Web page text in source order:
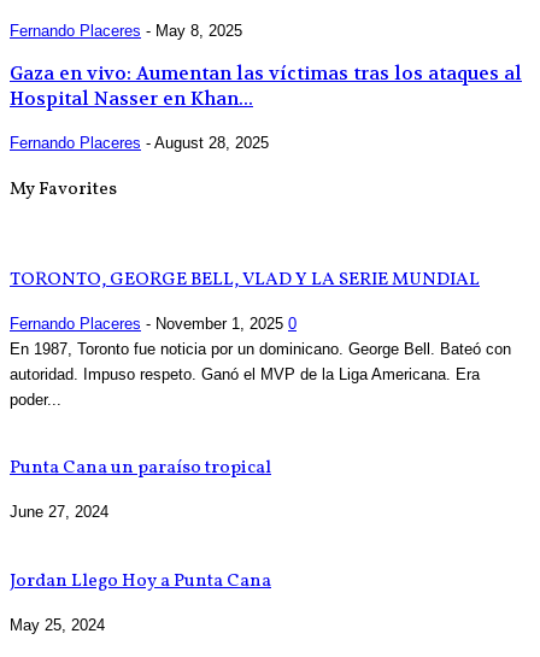
Fernando Placeres - May 8, 2025
Gaza en vivo: Aumentan las víctimas tras los ataques al
Hospital Nasser en Khan...
Fernando Placeres - August 28, 2025
My Favorites
TORONTO, GEORGE BELL, VLAD Y LA SERIE MUNDIAL
Fernando Placeres - November 1, 2025 0
En 1987, Toronto fue noticia por un dominicano. George Bell. Bateó con
autoridad. Impuso respeto. Ganó el MVP de la Liga Americana. Era
poder...
Punta Cana un paraíso tropical
June 27, 2024
Jordan Llego Hoy a Punta Cana
May 25, 2024